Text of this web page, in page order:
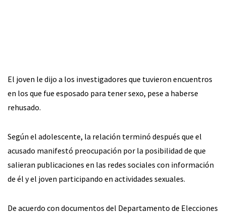
El joven le dijo a los investigadores que tuvieron encuentros
en los que fue esposado para tener sexo, pese a haberse
rehusado.
Según el adolescente, la relación terminó después que el
acusado manifestó preocupación por la posibilidad de que
salieran publicaciones en las redes sociales con información
de él y el joven participando en actividades sexuales.
De acuerdo con documentos del Departamento de Elecciones